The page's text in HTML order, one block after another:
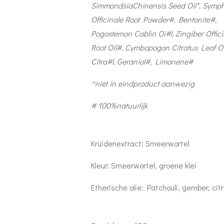
SimmondsiaChinensis Seed Oil*,
Officinale Root Powder#, Bentonite#,
Pogostemon Cablin Oi#l, Zingiber
Root Oil#, Cymbopogon Citratus Leaf
Citra#l, Geraniol#, Limonene​​#
^niet in eindproduct aanwezig
# 100%natuurlijk
Kruidenextract: Smeerwortel
Kleur: Smeerwortel, groene klei
Etherische olie: Patchouli, gember,